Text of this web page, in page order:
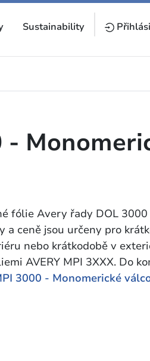
Sustainability
-
fólie Avery řady DOL
a ceně jsou určeny pro
nebo krátkodobě v
AVERY MPI 3XXX. Do
3000 - Monomerické